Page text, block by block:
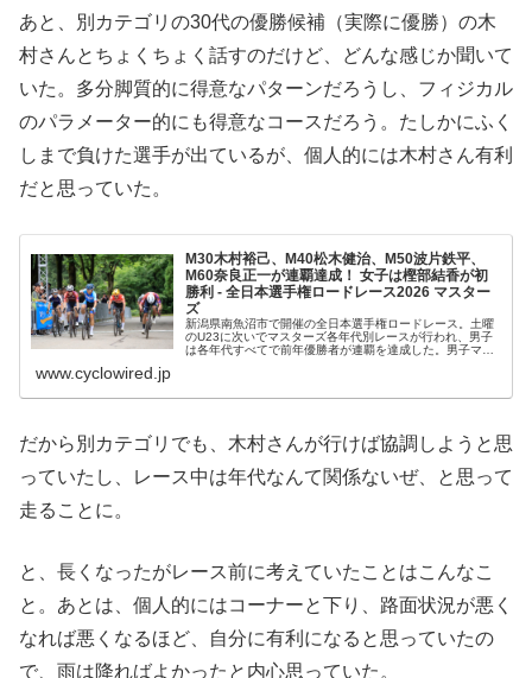
あと、別カテゴリの30代の優勝候補（実際に優勝）の木
村さんとちょくちょく話すのだけど、どんな感じか聞いて
いた。多分脚質的に得意なパターンだろうし、フィジカル
のパラメーター的にも得意なコースだろう。たしかにふく
しまで負けた選手が出ているが、個人的には木村さん有利
だと思っていた。
M30木村裕己、M40松木健治、M50波片鉄平、
M60奈良正一が連覇達成！ 女子は樫部結香が初
勝利 - 全日本選手権ロードレース2026 マスター
ズ
新潟県南魚沼市で開催の全日本選手権ロードレース。土曜
のU23に次いでマスターズ各年代別レースが行われ、男子
は各年代すべてで前年優勝者が連覇を達成した。男子マス
www.cyclowired.jp
だから別カテゴリでも、木村さんが行けば協調しようと思
っていたし、レース中は年代なんて関係ないぜ、と思って
走ることに。
と、長くなったがレース前に考えていたことはこんなこ
と。あとは、個人的にはコーナーと下り、路面状況が悪く
なれば悪くなるほど、自分に有利になると思っていたの
で、雨は降ればよかったと内心思っていた。